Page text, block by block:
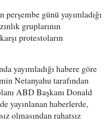
günü yayımladığı
gruplarının
protestoların
yayımladığı habere göre
Netanyahu tarafından
ABD Başkanı Donald
yayınlanan haberlerde,
olmasından rahatsız